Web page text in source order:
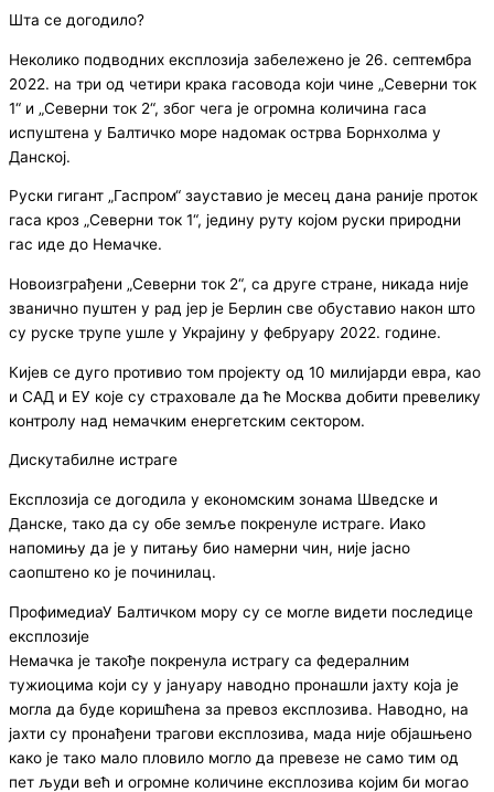
Шта се догодило?
Неколико подводних експлозија забележено је 26. септембра
2022. на три од четири крака гасовода који чине „Северни ток
1“ и „Северни ток 2“, због чега је огромна количина гаса
испуштена у Балтичко море надомак острва Борнхолма у
Данској.
Руски гигант „Гаспром“ зауставио је месец дана раније проток
гаса кроз „Северни ток 1“, једину руту којом руски природни
гас иде до Немачке.
Новоизграђени „Северни ток 2“, са друге стране, никада није
званично пуштен у рад јер је Берлин све обуставио након што
су руске трупе ушле у Украјину у фебруару 2022. године.
Кијев се дуго противио том пројекту од 10 милијарди евра, као
и САД и ЕУ које су страховале да ће Москва добити превелику
контролу над немачким енергетским сектором.
Дискутабилне истраге
Експлозија се догодила у економским зонама Шведске и
Данске, тако да су обе земље покренуле истраге. Иако
напомињу да је у питању био намерни чин, није јасно
саопштено ко је починилац.
ПрофимедиаУ Балтичком мору су се могле видети последице
експлозије
Немачка је такође покренула истрагу са федералним
тужиоцима који су у јануару наводно пронашли јахту која је
могла да буде коришћена за превоз експлозива. Наводно, на
јахти су пронађени трагови експлозива, мада није објашњено
како је тако мало пловило могло да превезе не само тим од
пет људи већ и огромне количине експлозива којим би могао